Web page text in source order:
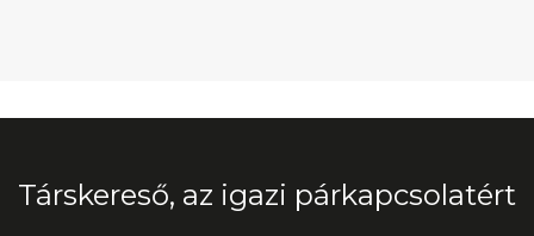
Társkereső, az igazi párkapcsolatért